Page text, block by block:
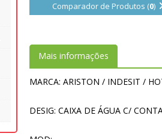
Comparador de Produtos (0)
Mais informações
MARCA: ARISTON / INDESIT /
DESIG: CAIXA DE ÁGUA C/